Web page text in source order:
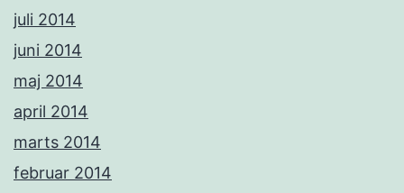
juli 2014
juni 2014
maj 2014
april 2014
marts 2014
februar 2014